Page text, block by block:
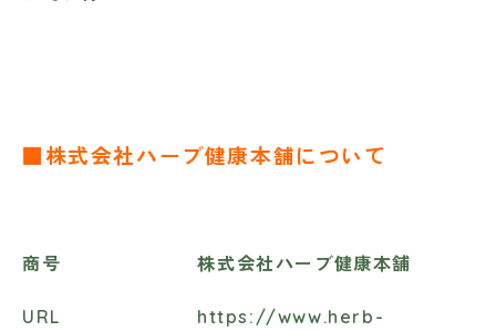
■株式会社ハーブ健康本舗について
商号 株式会社ハーブ健康本舗
URL https://www.herb-